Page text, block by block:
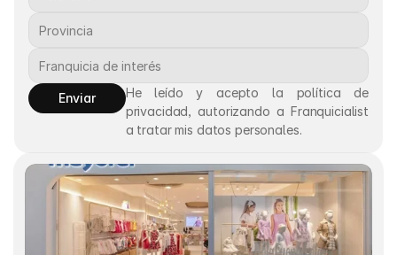
Enviar
He leído y acepto la política de
privacidad, autorizando a Franquicialist
a tratar mis datos personales.